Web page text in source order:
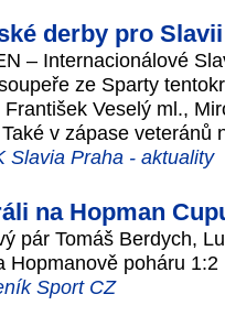
derby pro Slavii
– Internacionálové
ze Sparty
František Veselý ml.,
v zápase veteránů
Slavia Praha - aktuality
na Hopman
pár Tomáš Berdych,
Hopmanově poháru
Sport CZ